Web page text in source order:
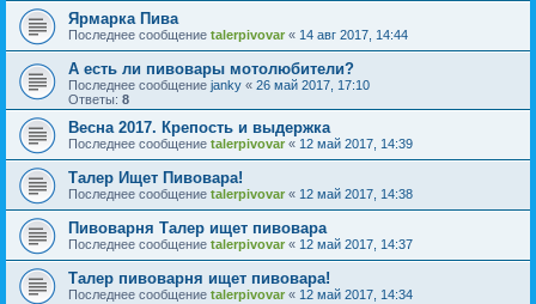
Ярмарка Пива
Последнее сообщение talerpivovar « 14 авг 2017, 14:44
А есть ли пивовары мотолюбители?
Последнее сообщение janky « 26 май 2017, 17:10
Ответы: 8
Весна 2017. Крепость и выдержка
Последнее сообщение talerpivovar « 12 май 2017, 14:39
Талер Ищет Пивовара!
Последнее сообщение talerpivovar « 12 май 2017, 14:38
Пивоварня Талер ищет пивовара
Последнее сообщение talerpivovar « 12 май 2017, 14:37
Талер пивоварня ищет пивовара!
Последнее сообщение talerpivovar « 12 май 2017, 14:34